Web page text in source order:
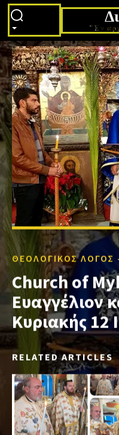
"Εν
ΘΕΟΛΟΓΙΚΌΣ ΛΌΓΟΣ -
Church of
Ευαγγέλιον
Κυριακής 12
RELATED ARTICLES